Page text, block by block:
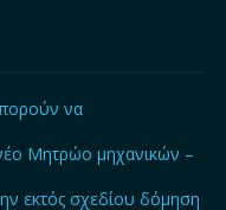
να
Μητρώο μηχανικών –
εκτός σχεδίου δόμηση